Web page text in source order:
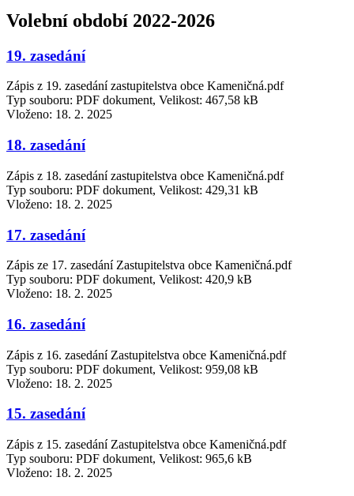
Volební období 2022-2026
19. zasedání
Zápis z 19. zasedání zastupitelstva obce Kameničná.pdf
Typ souboru: PDF dokument, Velikost: 467,58 kB
Vloženo: 18. 2. 2025
18. zasedání
Zápis z 18. zasedání zastupitelstva obce Kameničná.pdf
Typ souboru: PDF dokument, Velikost: 429,31 kB
Vloženo: 18. 2. 2025
17. zasedání
Zápis ze 17. zasedání Zastupitelstva obce Kameničná.pdf
Typ souboru: PDF dokument, Velikost: 420,9 kB
Vloženo: 18. 2. 2025
16. zasedání
Zápis z 16. zasedání Zastupitelstva obce Kameničná.pdf
Typ souboru: PDF dokument, Velikost: 959,08 kB
Vloženo: 18. 2. 2025
15. zasedání
Zápis z 15. zasedání Zastupitelstva obce Kameničná.pdf
Typ souboru: PDF dokument, Velikost: 965,6 kB
Vloženo: 18. 2. 2025